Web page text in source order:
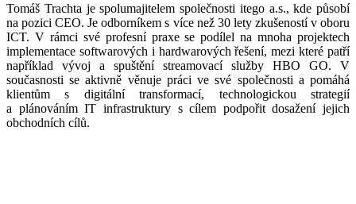
Tomáš Trachta je spolumajitelem společnosti itego a.s., kde působí
na pozici CEO. Je odborníkem s více než 30 lety zkušeností v oboru
ICT. V rámci své profesní praxe se podílel na mnoha projektech
implementace softwarových i hardwarových řešení, mezi které patří
například vývoj a spuštění streamovací služby HBO GO. V
současnosti se aktivně věnuje práci ve své společnosti a pomáhá
klientům s digitální transformací, technologickou strategií
a plánováním IT infrastruktury s cílem podpořit dosažení jejich
obchodních cílů.